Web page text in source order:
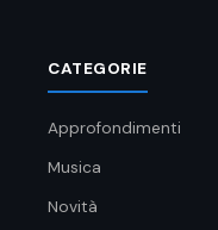
CATEGORIE
Approfondimenti
Musica
Novità